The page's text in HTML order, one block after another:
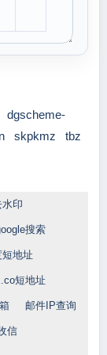
dgscheme-
skpkmz
tbz
印
搜索
地址
短地址
邮件IP查询
信